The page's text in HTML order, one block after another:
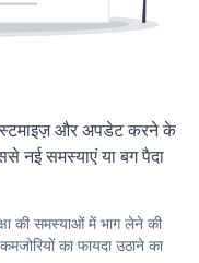
और अपडेट करने के
नई समस्याएं या बग पैदा
की समस्याओं में भाग लेने की
का फायदा उठाने का